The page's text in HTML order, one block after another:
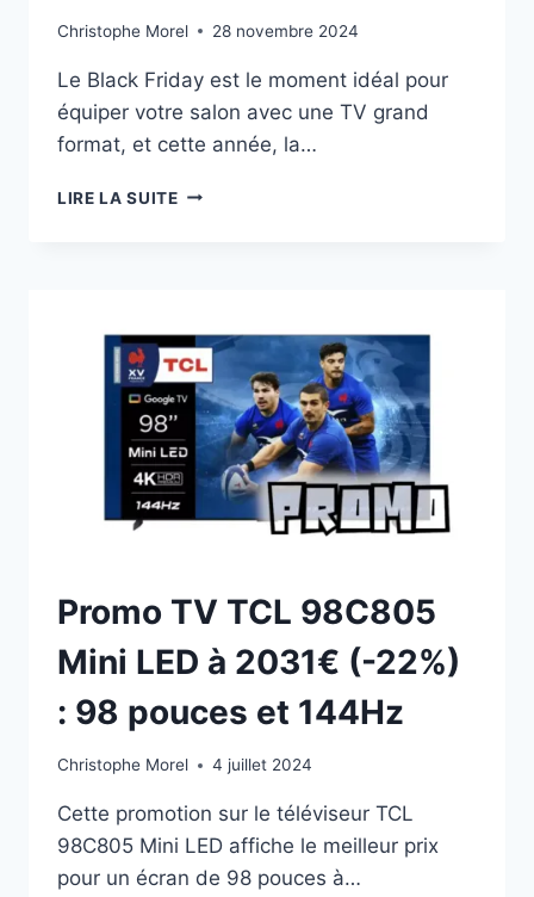
Christophe Morel 28 novembre 2024
Le Black Friday est le moment idéal pour
équiper votre salon avec une TV grand
format, et cette année, la…
LIRE LA SUITEBLACK
MINI
LED
98
POUCES
À
-1200€
–
PROMO
Promo TV TCL 98C805
Mini LED à 2031€ (-22%)
: 98 pouces et 144Hz
Christophe Morel 4 juillet 2024
Cette promotion sur le téléviseur TCL
98C805 Mini LED affiche le meilleur prix
pour un écran de 98 pouces à…